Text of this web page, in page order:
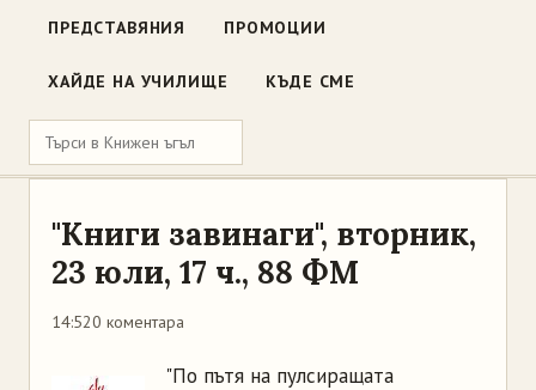
ПРЕДСТАВЯНИЯ ПРОМОЦИИ
ХАЙДЕ НА УЧИЛИЩЕ КЪДЕ СМЕ
"Книги завинаги", вторник,
23 юли, 17 ч., 88 ФМ
14:520 коментара
"По пътя на пулсиращата